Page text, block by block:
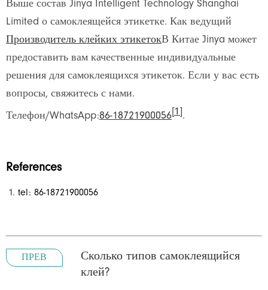
Выше состав Jinya Intelligent Technology Shanghai
Limited о самоклеящейся этикетке. Как ведущий
Производитель клейких этикетокВ Китае Jinya может
предоставить вам качественные индивидуальные
решения для самоклеящихся этикеток. Если у вас есть
вопросы, свяжитесь с нами.
Телефон/WhatsApp:86-18721900056 [1] .
References
tel: 86-18721900056
ПРЕВ
Сколько типов самоклеящийся
клей?